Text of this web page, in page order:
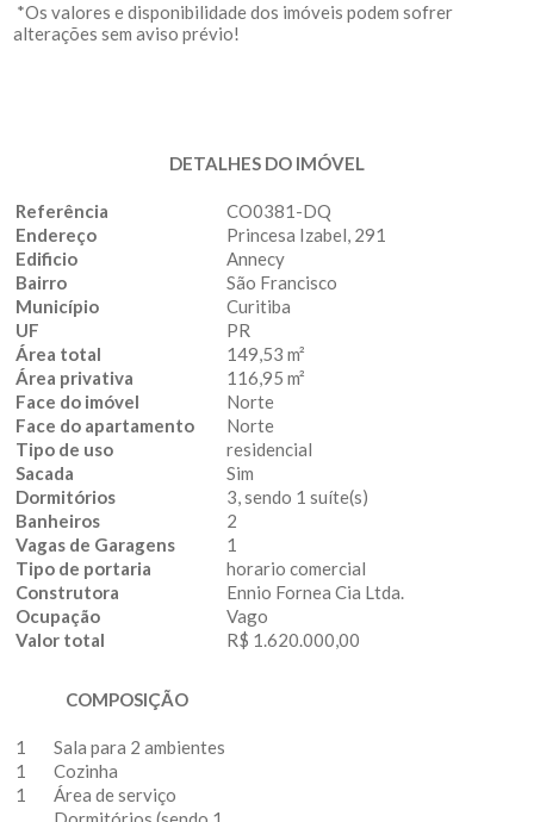
*Os valores e disponibilidade dos imóveis podem sofrer
alterações sem aviso prévio!
DETALHES DO IMÓVEL
Referência
CO0381-DQ
Endereço
Princesa Izabel, 291
Edificio
Annecy
Bairro
São Francisco
Município
Curitiba
UF
PR
Área total
149,53 m²
Área privativa
116,95 m²
Face do imóvel
Norte
Face do apartamento
Norte
Tipo de uso
residencial
Sacada
Sim
Dormitórios
3, sendo 1 suíte(s)
Banheiros
2
Vagas de Garagens
1
Tipo de portaria
horario comercial
Construtora
Ennio Fornea Cia Ltda.
Ocupação
Vago
Valor total
R$ 1.620.000,00
COMPOSIÇÃO
1
Sala para 2 ambientes
1
Cozinha
1
Área de serviço